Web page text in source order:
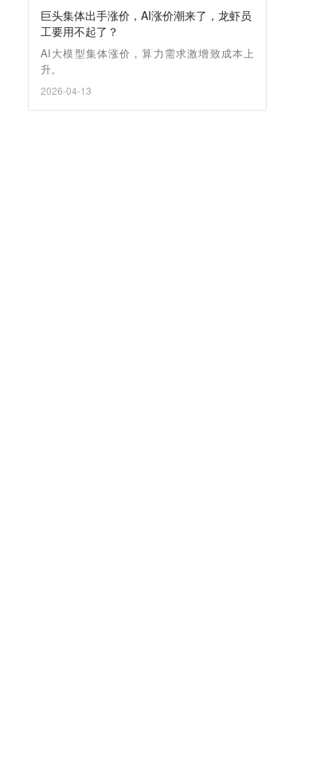
巨头集体出手涨价，AI涨价潮来了，龙虾员
工要用不起了？
AI大模型集体涨价，算力需求激增致成本上
升。
2026-04-13